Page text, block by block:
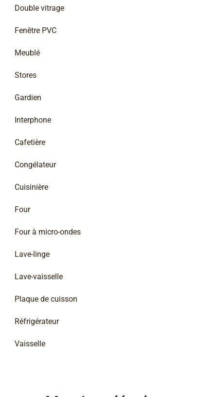
Double vitrage
Fenêtre PVC
Meublé
Stores
Gardien
Interphone
Cafetière
Congélateur
Cuisinière
Four
Four à micro-ondes
Lave-linge
Lave-vaisselle
Plaque de cuisson
Réfrigérateur
Vaisselle